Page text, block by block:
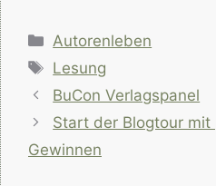
Kategorien
Autorenleben
Schlagwörter
Lesung
BuCon Verlagspanel
Start der Blogtour mit
Gewinnen